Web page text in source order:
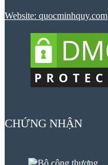
Website: quocminhquy.com
CHỨNG NHẬN